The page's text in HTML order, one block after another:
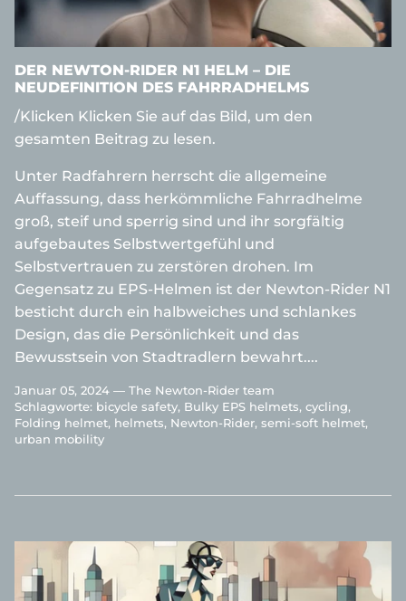
DER NEWTON-RIDER N1 HELM – DIE
NEUDEFINITION DES FAHRRADHELMS
/Klicken Klicken Sie auf das Bild, um den
gesamten Beitrag zu lesen.
Unter Radfahrern herrscht die allgemeine
Auffassung, dass herkömmliche Fahrradhelme
groß, steif und sperrig sind und ihr sorgfältig
aufgebautes Selbstwertgefühl und
Selbstvertrauen zu zerstören drohen. Im
Gegensatz zu EPS-Helmen ist der Newton-Rider N1
besticht durch ein halbweiches und schlankes
Design, das die Persönlichkeit und das
Bewusstsein von Stadtradlern bewahrt....
Januar 05, 2024 — The Newton-Rider team
Schlagworte: bicycle safety Bulky EPS helmets cycling
Folding helmet helmets Newton-Rider semi-soft helmet
urban mobility